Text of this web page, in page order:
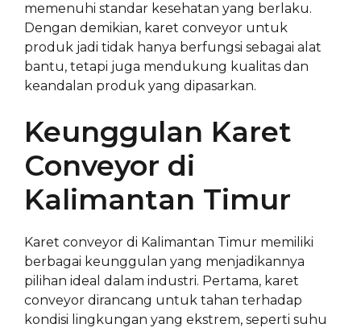
memenuhi standar kesehatan yang berlaku.
Dengan demikian, karet conveyor untuk
produk jadi tidak hanya berfungsi sebagai alat
bantu, tetapi juga mendukung kualitas dan
keandalan produk yang dipasarkan.
Keunggulan Karet
Conveyor di
Kalimantan Timur
Karet conveyor di Kalimantan Timur memiliki
berbagai keunggulan yang menjadikannya
pilihan ideal dalam industri. Pertama, karet
conveyor dirancang untuk tahan terhadap
kondisi lingkungan yang ekstrem, seperti suhu